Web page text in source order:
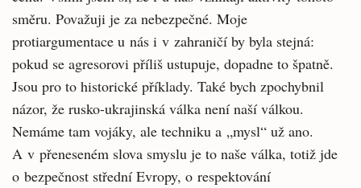
směru. Považuji je za nebezpečné. Moje
protiargumentace u nás i v zahraničí by byla stejná:
pokud se agresorovi příliš ustupuje, dopadne to špatně.
Jsou pro to historické příklady. Také bych zpochybnil
názor, že rusko-ukrajinská válka není naší válkou.
Nemáme tam vojáky, ale techniku a „mysl“ už ano.
A v přeneseném slova smyslu je to naše válka, totiž jde
o bezpečnost střední Evropy, o respektování